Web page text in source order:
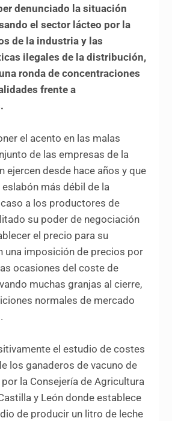
denunciado la situación
el sector lácteo por la
de la industria y las
ilegales de la distribución,
ronda de concentraciones
frente a
el acento en las malas
de las empresas de la
ejercen desde hace años y que
más débil de la
a los productores de
su poder de negociación
el precio para su
una imposición de precios por
ocasiones del coste de
muchas granjas al cierre,
normales de mercado
el estudio de costes
los ganaderos de vacuno de
la Consejería de Agricultura
y León donde establece
de producir un litro de leche